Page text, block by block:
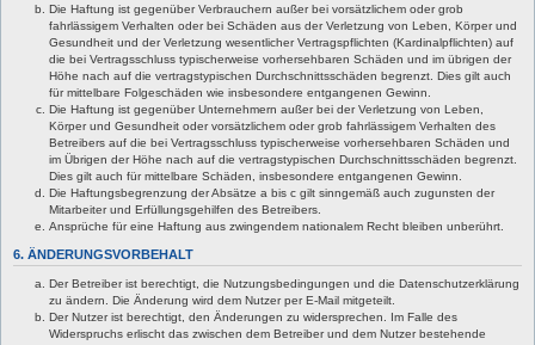
Die Haftung ist gegenüber Verbrauchern außer bei vorsätzlichem oder grob
fahrlässigem Verhalten oder bei Schäden aus der Verletzung von Leben, Körper und
Gesundheit und der Verletzung wesentlicher Vertragspflichten (Kardinalpflichten) auf
die bei Vertragsschluss typischerweise vorhersehbaren Schäden und im übrigen der
Höhe nach auf die vertragstypischen Durchschnittsschäden begrenzt. Dies gilt auch
für mittelbare Folgeschäden wie insbesondere entgangenen Gewinn.
Die Haftung ist gegenüber Unternehmern außer bei der Verletzung von Leben,
Körper und Gesundheit oder vorsätzlichem oder grob fahrlässigem Verhalten des
Betreibers auf die bei Vertragsschluss typischerweise vorhersehbaren Schäden und
im Übrigen der Höhe nach auf die vertragstypischen Durchschnittsschäden begrenzt.
Dies gilt auch für mittelbare Schäden, insbesondere entgangenen Gewinn.
Die Haftungsbegrenzung der Absätze a bis c gilt sinngemäß auch zugunsten der
Mitarbeiter und Erfüllungsgehilfen des Betreibers.
Ansprüche für eine Haftung aus zwingendem nationalem Recht bleiben unberührt.
6. ÄNDERUNGSVORBEHALT
Der Betreiber ist berechtigt, die Nutzungsbedingungen und die Datenschutzerklärung
zu ändern. Die Änderung wird dem Nutzer per E-Mail mitgeteilt.
Der Nutzer ist berechtigt, den Änderungen zu widersprechen. Im Falle des
Widerspruchs erlischt das zwischen dem Betreiber und dem Nutzer bestehende